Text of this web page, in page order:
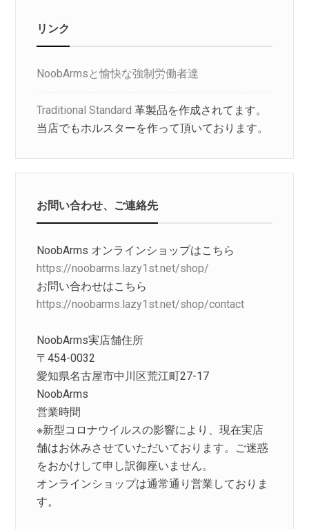
リンク
NoobArmsと愉快な強制労働者達
Traditional Standard 革製品を作成されてます。
当店でもホルスターを作って頂いております。
お問い合わせ、ご連絡先
NoobArms オンラインショップはこちら
https://noobarms.lazy1st.net/shop/
お問い合わせはこちら
https://noobarms.lazy1st.net/shop/contact
NoobArms実店舗住所
〒454-0032
愛知県名古屋市中川区荒江町27-17
NoobArms
営業時間
※新型コロナウイルスの影響により、現在実店
舗はお休みさせていただいております。ご迷惑
をおかけして申し訳御座いません。
オンラインショップは通常通り営業しておりま
す。